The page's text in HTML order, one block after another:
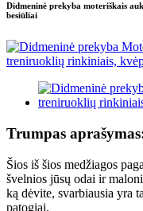
Didmeninė prekyba moteriškais
besiūliai
Trumpas
Šios iš šios medžiagos
švelnios jūsų odai ir
ką dėvite, svarbiausia yra
patogiai.